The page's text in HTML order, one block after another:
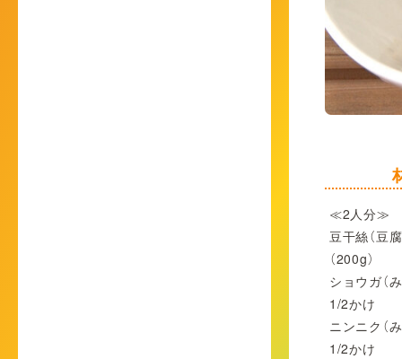
≪2人分≫
豆干絲（豆
（200g）
ショウガ（
1/2かけ
ニンニク（
1/2かけ